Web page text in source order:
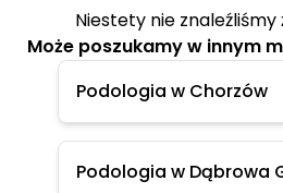
Niestety nie
Może poszukamy w innym
Podologia w Chorzów
Podologia w Dąbrowa